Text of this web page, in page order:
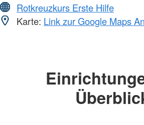
Rotkreuzkurs Erste Hilfe
Karte: Link zur Google Maps